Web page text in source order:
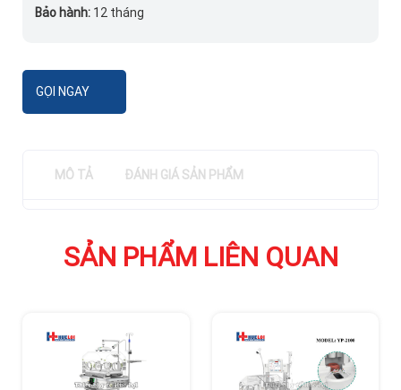
Bảo hành: 12 tháng
GỌI NGAY
MÔ TẢ ĐÁNH GIÁ SẢN PHẨM
SẢN PHẨM LIÊN QUAN